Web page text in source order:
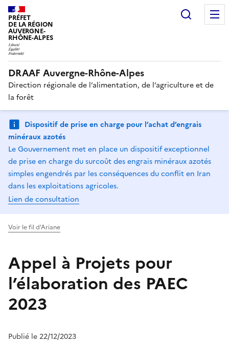
PRÉFET
DE LA RÉGION
AUVERGNE-
RHÔNE-ALPES
DRAAF Auvergne-Rhône-Alpes
Direction régionale de l’alimentation, de l’agriculture et de
la forêt
Dispositif de prise en charge pour l’achat d’engrais
minéraux azotés
Le Gouvernement met en place un dispositif exceptionnel
de prise en charge du surcoût des engrais minéraux azotés
simples engendrés par les conséquences du conflit en Iran
dans les exploitations agricoles.
Lien de consultation
Voir le fil d'Ariane
Appel à Projets pour
l’élaboration des PAEC
2023
Publié le 22/12/2023